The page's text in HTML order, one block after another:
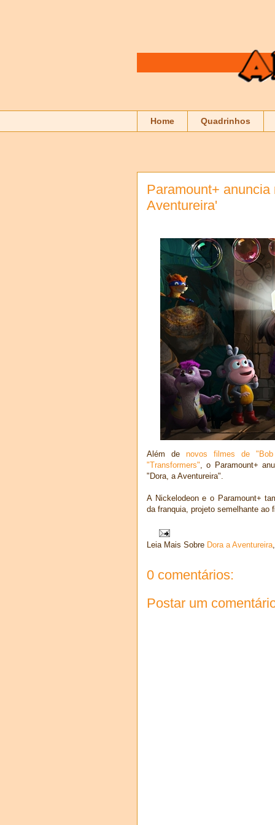
Home Quadrinhos
Paramount+
Aventureira'
Além de novos filmes de "Bob
"Transformers" , o Paramount+
"Dora, a Aventureira".
A Nickelodeon e o Paramount+
da franquia, projeto semelhante ao
Leia Mais Sobre Dora a Aventureira,
0 comentários:
Postar um